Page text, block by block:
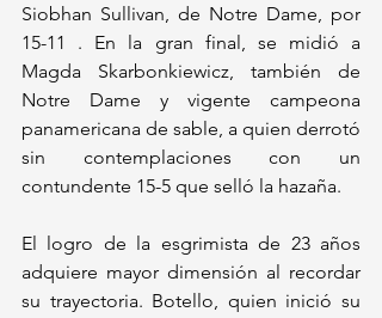
Siobhan Sullivan, de Notre Dame, por
15-11 . En la gran final, se midió a
Magda Skarbonkiewicz, también de
Notre Dame y vigente campeona
panamericana de sable, a quien derrotó
sin contemplaciones con un
contundente 15-5 que selló la hazaña.
El logro de la esgrimista de 23 años
adquiere mayor dimensión al recordar
su trayectoria. Botello, quien inició su